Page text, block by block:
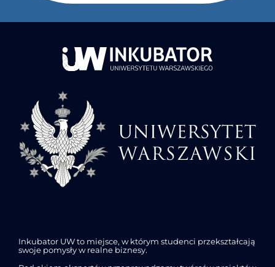
Inkubator UW to miejsce, w którym studenci przekształcają
swoje pomysły w realne biznesy.